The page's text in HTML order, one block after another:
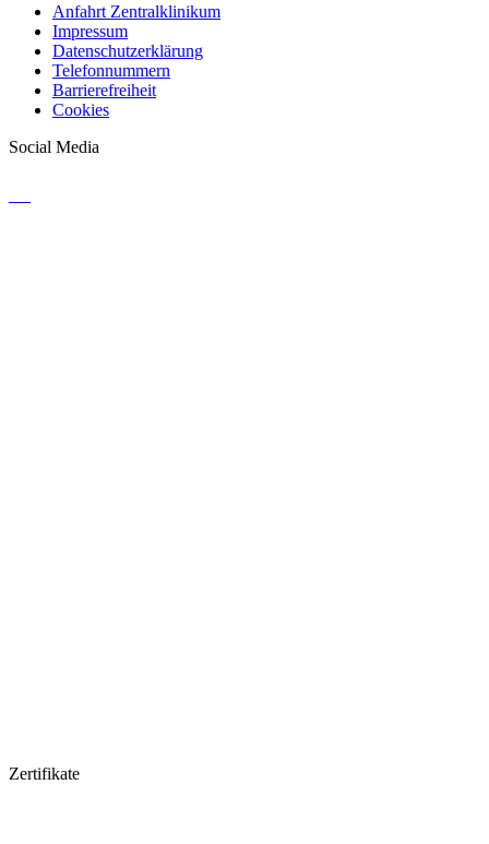
Anfahrt Zentralklinikum
Impressum
Datenschutzerklärung
Telefonnummern
Barrierefreiheit
Cookies
Social Media
Zertifikate